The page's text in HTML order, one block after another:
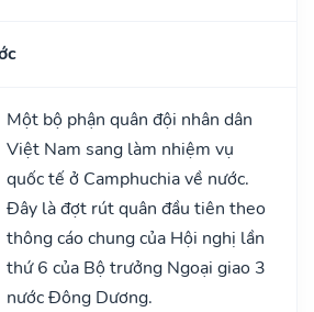
Một bộ phận quân đội nhân dân
Việt Nam sang làm nhiệm vụ
quốc tế ở Camphuchia về nước.
Đây là đợt rút quân đầu tiên theo
thông cáo chung của Hội nghị lần
thứ 6 của Bộ trưởng Ngoại giao 3
nước Đông Dương.